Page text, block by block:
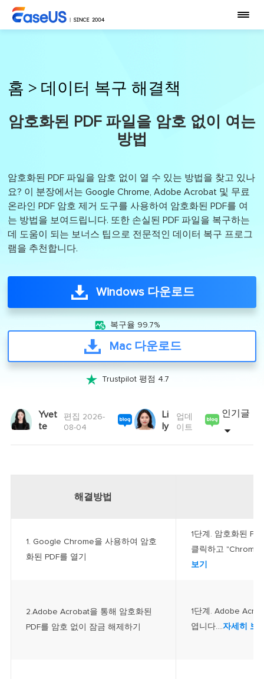
홈 > 데이터 복구 해결책
암호화된 PDF 파일을 암호 없이 여는
방법
암호화된 PDF 파일을 암호 없이 열 수 있는 방법을 찾고 있나
요? 이 분장에서는 Google Chrome, Adobe Acrobat 및 무료
온라인 PDF 암호 제거 도구를 사용하여 암호화된 PDF를 여
는 방법을 보여드립니다. 또한 손실된 PDF 파일을 복구하는
데 도움이 되는 보너스 팁으로 전문적인 데이터 복구 프로그
램을 추천합니다.
Windows 다운로드
 복구율 99.7%
Mac 다운로드
 Trustpilot 평점 4.7
Yvet
te
편집 2026-
08-04
Li
ly
업데
이트
인기글
해결방법
1. Google Chrome을 사용하여 암호
화된 PDF를 열기
1단계. 암호화된
클릭하고 "Chrome
보기
2.Adobe Acrobat을 통해 암호화된
PDF를 암호 없이 잠금 해제하기
1단계. Adobe
엽니다....자세히 보